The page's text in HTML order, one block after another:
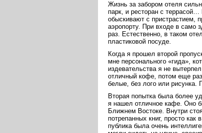
Жизнь за забором отеля
парк, и ресторан с
обыскивают с пристрастием,
аэропорту. При входе в само
раз. Естественно, в таком
пластиковой посуде.
Когда я прошел второй
мне персонального «гида»,
издевательства я не
отличный кофе, потом еще
белые, без лого или рисунка.
Вторая попытка была более
я нашел отличное кафе. Оно
Ближнем Востоке. Внутри
потрепанных книг, просто
публика была очень